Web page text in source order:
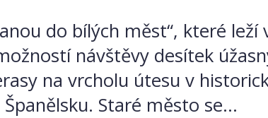
do bílých měst“, které leží
návštěvy desítek
na vrcholu útesu v
Staré město se...